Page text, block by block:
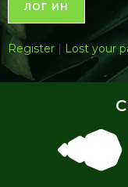
Register | Lost your